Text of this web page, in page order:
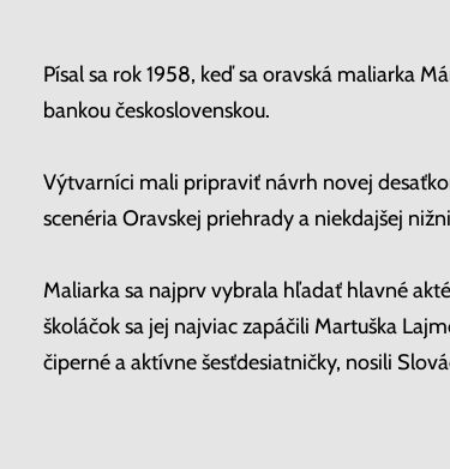
Písal sa rok 1958, keď sa oravská maliarka
bankou československou.
Výtvarníci mali pripraviť návrh novej
scenéria Oravskej priehrady a niekdajšej
Maliarka sa najprv vybrala hľadať hlavné
školáčok sa jej najviac zapáčili Martuška
čiperné a aktívne šesťdesiatničky, nosili